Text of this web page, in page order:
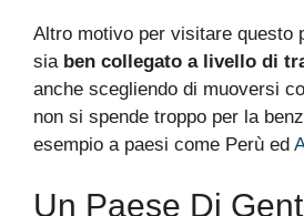
Altro motivo per visitare questo
sia ben collegato a livello di
anche scegliendo di muoversi
non si spende troppo per la
esempio a paesi come Perù ed
Un Paese Di